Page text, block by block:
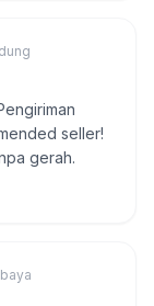
seller!
gerah.